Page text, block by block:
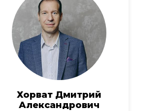
Хорват Дмитрий
Александрович